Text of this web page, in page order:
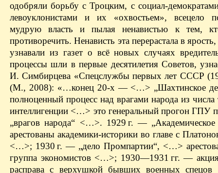
одобряли борьбу с Троцким, с социал-
левоуклонистами и их «охвостьем», всецело
мудрую власть и пылая ненавистью к тем,
противоречить. Ненависть эта перерастала в
узнавали из газет о всё новых случаях
процессы шли в первые десятилетия Советов,
И. Симбирцева «Спецслужбы первых лет СССР
(М., 2008): «…конец 20‑х — <…> „Шахтинское
полноценный процесс над врагами народа из числа
интеллигенции <…> это генеральный прогон ГПУ
„врагов народа“ <…>. 1929 г. —
арестованы академики-историки во главе с
<…>; 1930 г. — „дело Промпартии“, <…>
группа экономистов <…>; 1930—1931 гг. —
расправа с верхушкой бывших военных